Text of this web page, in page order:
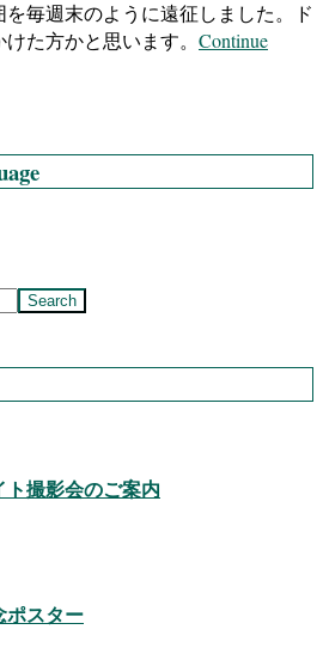
を毎週末のように遠征しました。ド
た方かと思います。 Continue
撮影会のご案内
ポスター